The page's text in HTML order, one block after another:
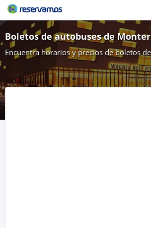
Boletos de autobuses de
Encuentra horarios y precios de boletos